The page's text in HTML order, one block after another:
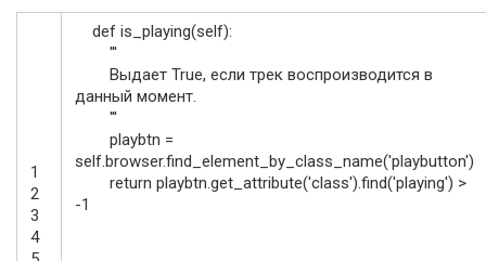
1
2
3
4
def is_playing(self):
'''
Выдает True, если трек воспроизводится в
данный момент.
'''
playbtn =
selfbrowser.find_element_by_class_name('playbutton')
return playbtn get_attribute('class') find('playing') >
-1